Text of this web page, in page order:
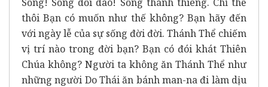
thôi Bạn có muốn như thế không? Bạn hãy đến
với ngày lễ của sự sống đời đời. Thánh Thể chiếm
vị trí nào trong đời bạn? Bạn có đói khát Thiên
Chúa không? Người ta không ăn Thánh Thể như
những người Do Thái ăn bánh man-na đi làm dịu